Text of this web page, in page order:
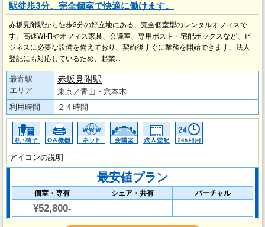
駅徒歩3分、完全個室で快適に働けます。
赤坂見附駅から徒歩3分の好立地にある、完全個室型のレンタルオフィスで
す。高速Wi-Fiやオフィス家具、会議室、専用ポスト・宅配ボックスなど、ビ
ジネスに必要な設備を備えており、契約後すぐに業務を開始できます。法人
登記にも対応しているため、起業…
最寄駅
エリア
赤坂見附駅
東京／青山・六本木
利用時間
２４時間
アイコンの説明
最安値プラン
個室・専有 シェア・共有 バーチャル
¥52,800-